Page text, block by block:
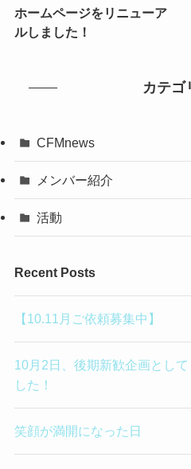
ホームページをリニューア
ルしました！
カテゴ
CFMnews
メンバー紹介
活動
Recent Posts
【10.11月ご依頼募集中】
10月2日、後期新歓企画とし
した！
笑顔が満開になった日